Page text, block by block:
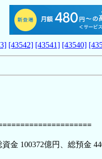
[43542] [43541] [43540]
金 100372億円、総預金